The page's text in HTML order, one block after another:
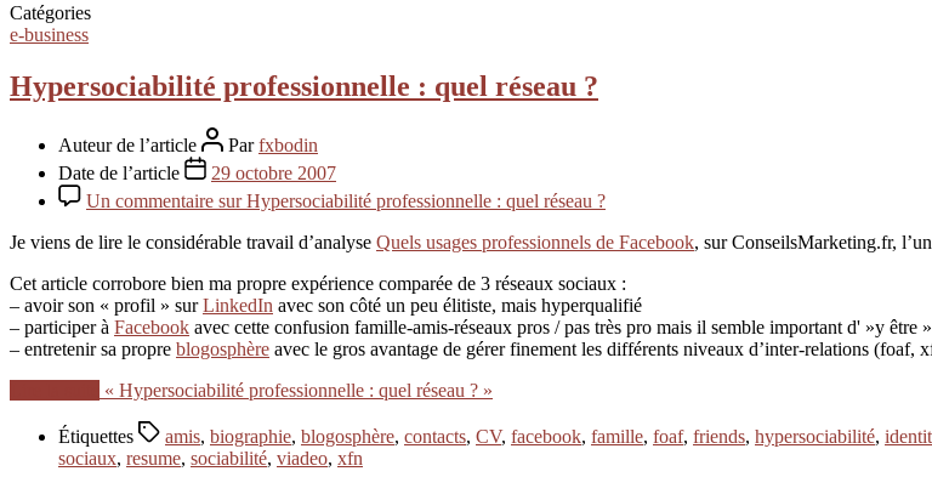
Catégories
e-business
Hypersociabilité professionnelle : quel réseau ?
Auteur de l’article Parfxbodin
Date de l’article
29 octobre 2007
Un commentaire sur Hypersociabilité professionnelle : quel réseau ?
Je viens de lire le considérable travail d’analyse Quels usages professionnels de Facebook, sur ConseilsMarketing.fr,
Cet article corrobore bien ma propre expérience comparée de 3 réseaux sociaux :
– avoir son « profil » surLinkedIn avec son côté un peu élitiste, mais hyperqualifié
– participer à Facebook avec cette confusion famille-amis-réseaux pros / pas très pro mais il semble important d' »y être
– entretenir sa propre blogosphère avec le gros avantage de gérer finement les différents niveaux d’inter-relations
« Hypersociabilité professionnelle : quel réseau ? »
Étiquettes amis, biographie, blogosphère, contacts, CV, facebook, famille, foaf, friends, hypersociabilité,
sociaux, resume, sociabilité, viadeo, xfn